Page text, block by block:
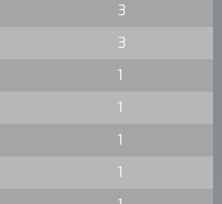
3
3
1
1
1
1